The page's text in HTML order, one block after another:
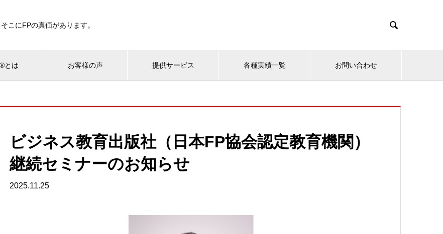
こにFPの真価があります。 
とは お客様の声 提供サービス 各種実績一覧 お問い合わせ
ビジネス教育出版社（日本FP協会認定教育機関）
継続セミナーのお知らせ
2025.11.25